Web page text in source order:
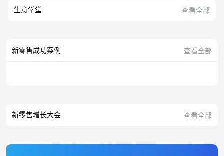
生意学堂 查看全部
新零售成功案例 查看全部
新零售增长大会 查看全部